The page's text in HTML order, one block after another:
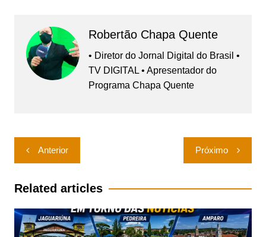
Robertão Chapa Quente
• Diretor do Jornal Digital do Brasil •
TV DIGITAL • Apresentador do
Programa Chapa Quente
Navegação
de
Post
Anterior Próximo
Related articles